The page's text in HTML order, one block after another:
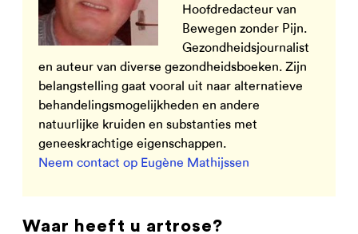
Hoofdredacteur van
Bewegen zonder Pijn.
Gezondheidsjournalist
en auteur van diverse gezondheidsboeken. Zijn
belangstelling gaat vooral uit naar alternatieve
behandelingsmogelijkheden en andere
natuurlijke kruiden en substanties met
geneeskrachtige eigenschappen.
Neem contact op Eugène Mathijssen
Waar heeft u artrose?